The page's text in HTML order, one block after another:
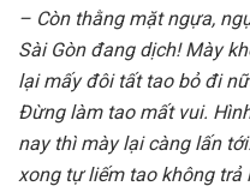
– Còn thằng mặt ngựa,
Sài Gòn đang dịch! Mày
lại mấy đôi tất tao bỏ đi
Đừng làm tao mất vui.
nay thì mày lại càng lấn
xong tự liếm tao không trả